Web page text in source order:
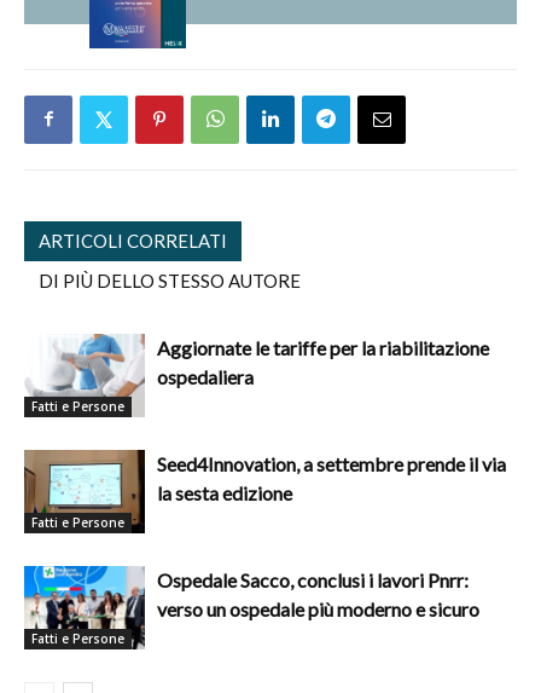
ARTICOLI CORRELATI
DI PIÙ DELLO STESSO AUTORE
Fatti e Persone
Aggiornate le tariffe per la riabilitazione
ospedaliera
Fatti e Persone
Seed4Innovation, a settembre prende il via
la sesta edizione
Fatti e Persone
Ospedale Sacco, conclusi i lavori Pnrr:
verso un ospedale più moderno e sicuro